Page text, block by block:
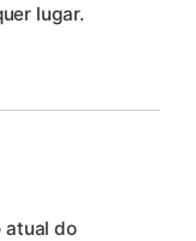
lugar.
atual do